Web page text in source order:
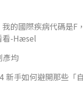
我的國際疾病代碼是F
看-Hæsel
彥均
新手如何避開那些「